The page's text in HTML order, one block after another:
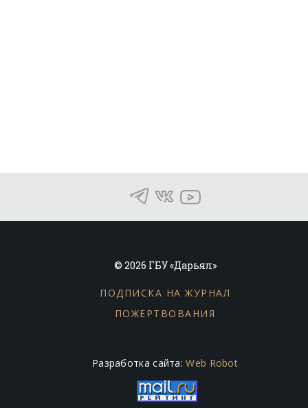
© 2026 ГБУ «Дарьял»
ПОДПИСКА НА ЖУРНАЛ
ПОЖЕРТВОВАНИЯ
Разработка сайта:Web Robot